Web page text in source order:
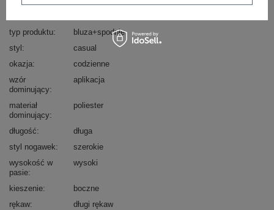
typ produktu
bluza+spodnie
styl
casual
okazja
codzienne
wzór
dominujący
aplikacja
materiał
dominujący
poliester
długość
długa
styl nogawek
szerokie
wysokość w
pasie
wysoki
kieszenie
boczne
rękaw
długi rękaw